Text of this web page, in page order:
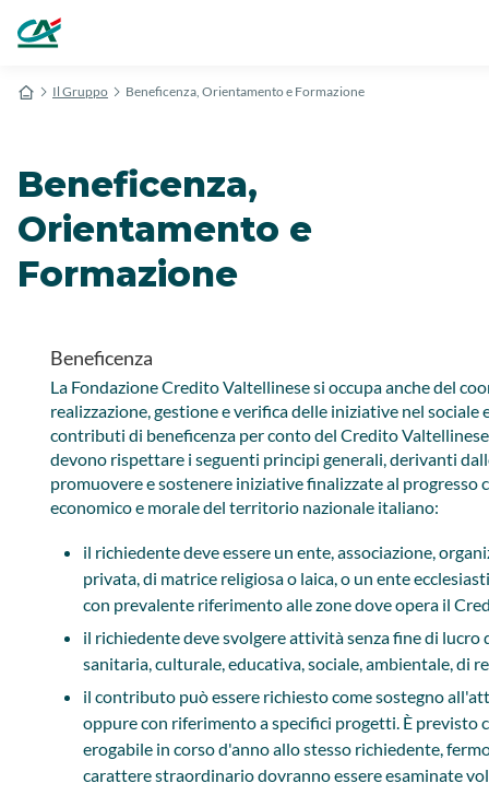
Il Gruppo Beneficenza, Orientamento e Formazione
Beneficenza,
Orientamento e
Formazione
Beneficenza
​La Fondazione Credito Valtellinese si occupa anche del
realizzazion​e, gestione e verifica delle iniziative nel
contributi di beneficenza per conto del Credito
devono rispettare i seguenti principi generali, derivanti
promuovere e sostenere iniziative finalizzate al progresso
economico e morale del territorio nazionale italiano:
il richiedente deve essere un ente, associazione,
privata, di matrice religiosa o laica, o un ente
con prevalente riferimento alle zone dove opera il
il richiedente deve svolgere attività senza fine di lucro
sanitaria, culturale, educativa, sociale, ambientale, di
il contributo può essere richiesto come sostegno
oppure con riferimento a specifici progetti. È
erogabile in corso d'anno allo stesso richiedente,
carattere straordinario dovranno essere esaminate